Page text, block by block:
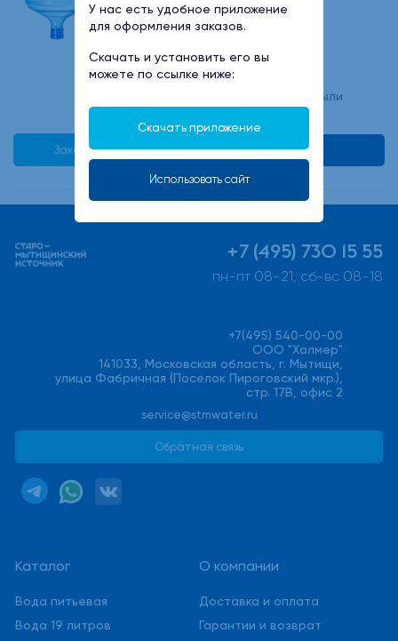
500 руб
минимальный заказ -2 бутыли
Заказать в 1 клик В корзину
Каталог
Вода питьевая
Вода 19 литров
О компании
Доставка и оплата
Гарантии и возврат
+7 (495) 730 15 55
пн-пт 08-21, сб-вс 08-18
+7(495) 540-00-00
ООО "Халмер"
141033, Московская область, г. Мытищи,
улица Фабричная (Поселок Пироговский мкр.),
стр. 17В, офис 2
service@stmwater.ru
Обратная связь
У нас есть удобное приложение
для оформления заказов.
Скачать и установить его вы
можете по ссылке ниже:
Скачать приложение
Использовать сайт